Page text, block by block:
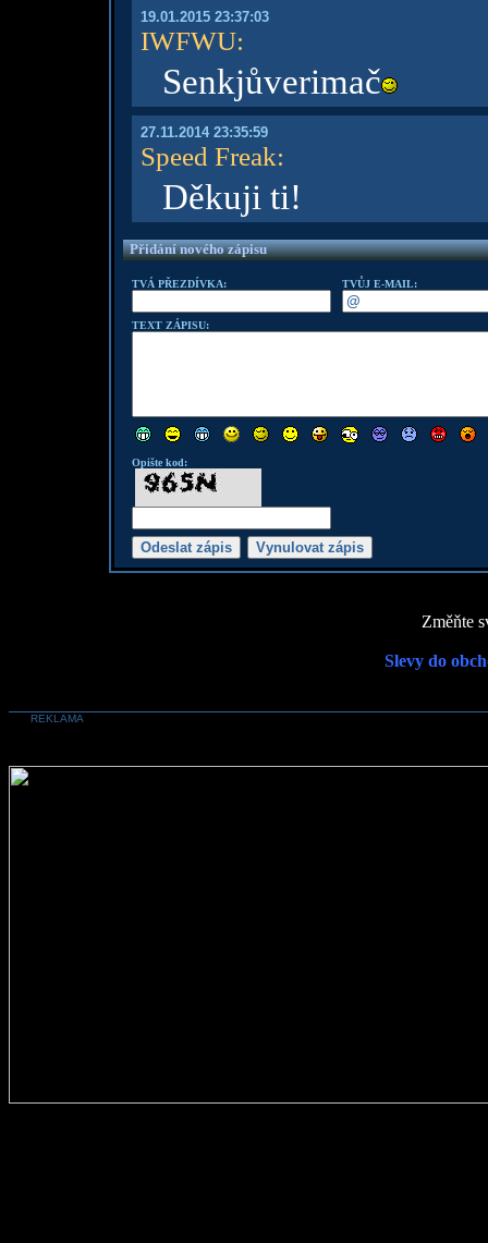
19.01.2015 23:37:03
IWFWU:
Senkjůverimač
27.11.2014 23:35:59
Speed Freak:
Děkuji ti!
Přidání nového zápisu
TVÁ PŘEZDÍVKA: TVŮJ E-MAIL:
TEXT ZÁPISU:
Opište kod:
Změňte
Slevy do
REKLAMA